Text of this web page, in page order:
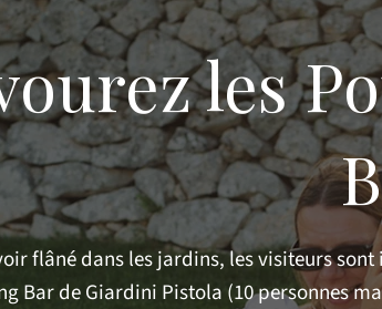
les
flâné dans les jardins, les visiteurs
Bar de Giardini Pistola (10 personnes